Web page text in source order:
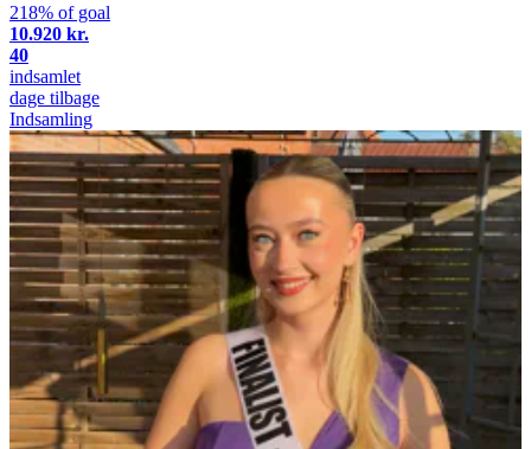
218% of goal
10.920 kr.
40
indsamlet
dage tilbage
Indsamling